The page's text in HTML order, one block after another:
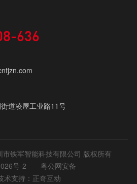
636
道凌屋工业路11号
市铁军智能科技有限公司 版权所有
号-2
粤公网安备
术支持：正奇互动